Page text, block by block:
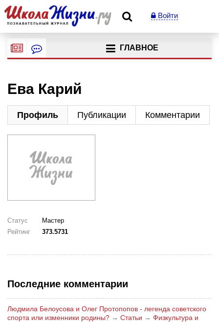
Войти
ГЛАВНОЕ
Ева Карий
Профиль Публикации Комментарии
Статус
Мастер
Рейтинг
373.5731
Последние комментарии
Людмила Белоусова и Олег Протопопов - легенда советского
спорта или изменники родины? → Статьи → Физкультура и